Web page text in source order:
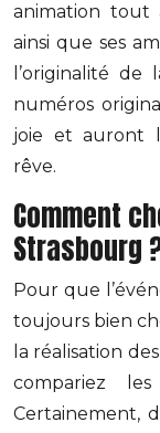
animation tout
ainsi que ses
l’originalité
numéros
joie et auront
rêve.
Comment
Strasbourg
Pour que
toujours bien
la réalisation
compariez
Certainement,